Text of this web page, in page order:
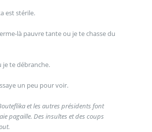
est stérile.
là pauvre tante ou je te chasse du
je te débranche.
un peu pour voir.
et les autres présidents font
pagaille. Des insultes et des coups